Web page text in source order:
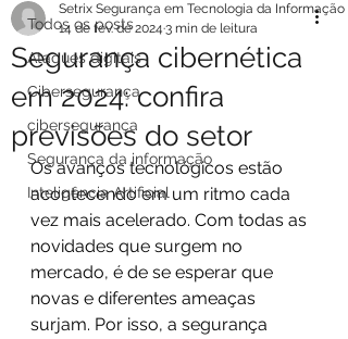
Todos os posts
Ataques digitais
Cibersegurança
cibersegurança
Segurança da informação
Inteligência Artificial
Segurança cibernética
em 2024: confira
previsões do setor
Setrix Segurança em Tecnologia da Informação
14 de fev. de 2024 3 min de leitura
Os avanços tecnológicos estão
acontecendo em um ritmo cada
vez mais acelerado. Com todas as
novidades que surgem no
mercado, é de se esperar que
novas e diferentes ameaças
surjam. Por isso, a segurança